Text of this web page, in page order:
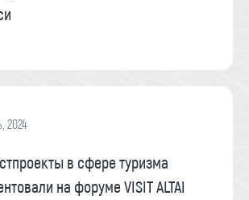
2024
в сфере туризма
на форуме VISIT ALTAI